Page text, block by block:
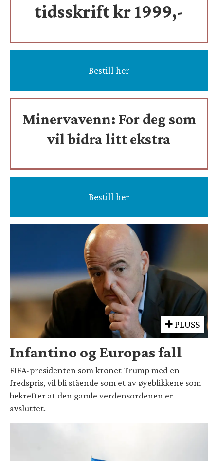
tidsskriftkr 1999,-
Bestill her
Minervavenn: For deg som
vil bidra litt ekstra
Bestill her
PLUSS
Infantino og Europas fall
FIFA-presidenten som kronet Trump med en
fredspris, vil bli stående som et av øyeblikkene som
bekrefter at den gamle verdensordenen er
avsluttet.